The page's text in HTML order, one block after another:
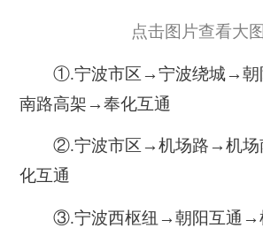
点击图片查看大图
①.宁波市区→宁波绕城→朝
南路高架→奉化互通
②.宁波市区→机场路→机场
化互通
③.宁波西枢纽→朝阳互通→